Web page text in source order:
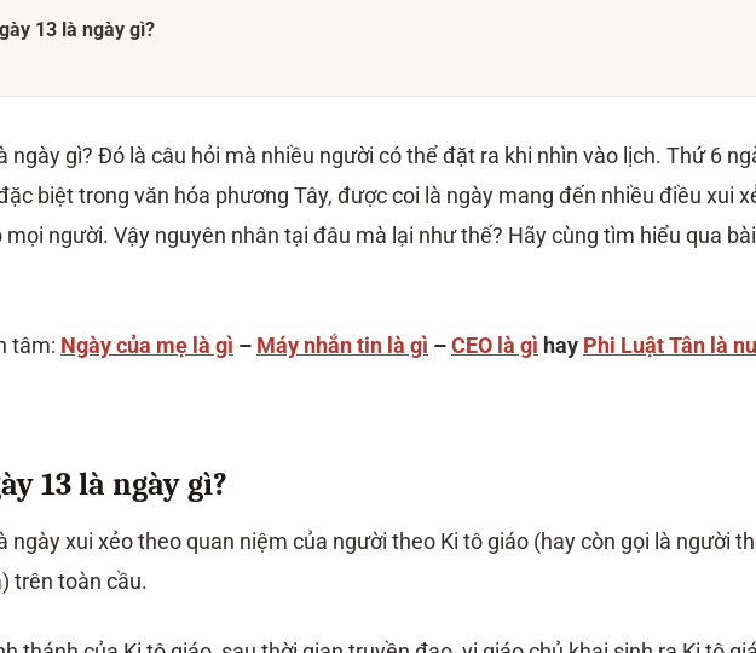
13 là ngày gì?
ngày gì? Đó là câu hỏi mà nhiều người có thể đặt ra khi nhìn vào lịch. Thứ 6
biệt trong văn hóa phương Tây, được coi là ngày mang đến nhiều điều xui
mọi người. Vậy nguyên nhân tại đâu mà lại như thế? Hãy cùng tìm hiểu qua bài
tâm: Ngày của mẹ là gì – Máy nhắn tin là gì –CEO là gì hay Phi Luật Tân là
13 là ngày gì?
ngày xui xẻo theo quan niệm của người theo Ki tô giáo (hay còn gọi là người
trên toàn cầu.